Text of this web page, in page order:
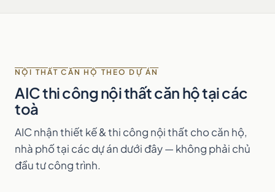
NỘI THẤT CĂN HỘ THEO DỰ ÁN
AIC thi công nội thất căn hộ tại các
toà
AIC nhận thiết kế & thi công nội thất cho căn hộ,
nhà phố tại các dự án dưới đây — không phải chủ
đầu tư công trình.